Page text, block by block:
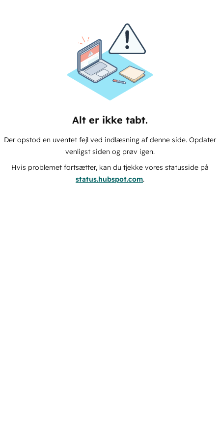
Alt er ikke tabt.
Der opstod en uventet fejl ved indlæsning af denne side. Opdater
venligst siden og prøv igen.
Hvis problemet fortsætter, kan du tjekke vores statusside på
status.hubspot.com.